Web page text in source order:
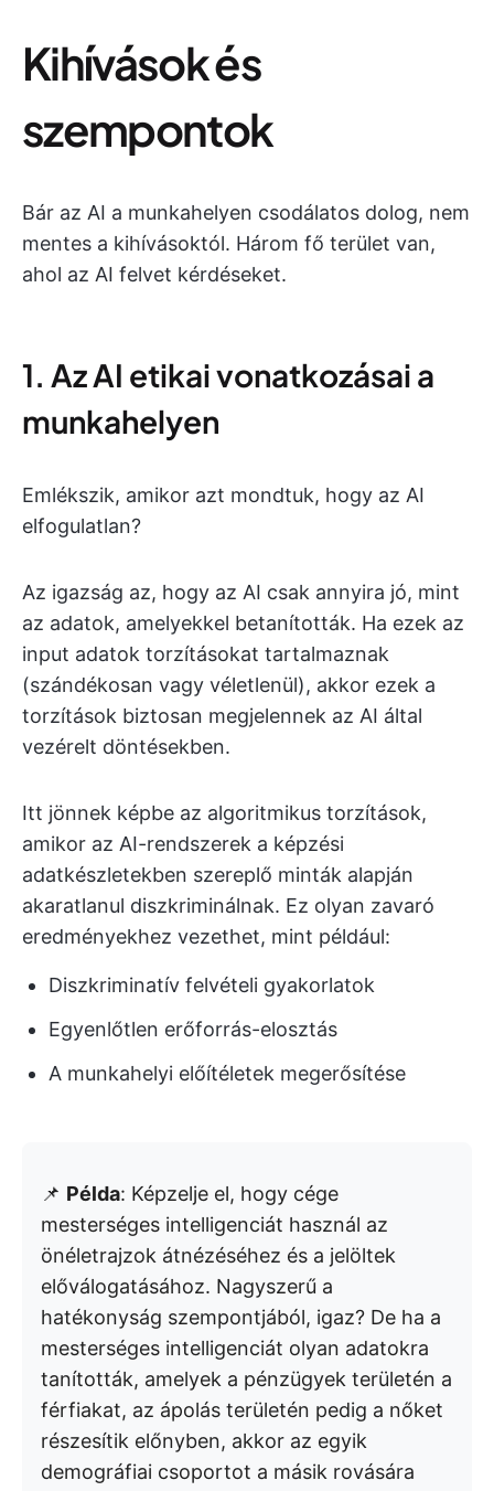
Kihívások és
szempontok
Bár az AI a munkahelyen csodálatos dolog, nem
mentes a kihívásoktól. Három fő terület van,
ahol az AI felvet kérdéseket.
1. Az AI etikai vonatkozásai a
munkahelyen
Emlékszik, amikor azt mondtuk, hogy az AI
elfogulatlan?
Az igazság az, hogy az AI csak annyira jó, mint
az adatok, amelyekkel betanították. Ha ezek az
input adatok torzításokat tartalmaznak
(szándékosan vagy véletlenül), akkor ezek a
torzítások biztosan megjelennek az AI által
vezérelt döntésekben.
Itt jönnek képbe az algoritmikus torzítások,
amikor az AI-rendszerek a képzési
adatkészletekben szereplő minták alapján
akaratlanul diszkriminálnak. Ez olyan zavaró
eredményekhez vezethet, mint például:
Diszkriminatív felvételi gyakorlatok
Egyenlőtlen erőforrás-elosztás
A munkahelyi előítéletek megerősítése
📌 Példa: Képzelje el, hogy cége
mesterséges intelligenciát használ az
önéletrajzok átnézéséhez és a jelöltek
előválogatásához. Nagyszerű a
hatékonyság szempontjából, igaz? De ha a
mesterséges intelligenciát olyan adatokra
tanították, amelyek a pénzügyek területén a
férfiakat, az ápolás területén pedig a nőket
részesítik előnyben, akkor az egyik
demográfiai csoportot a másik rovására